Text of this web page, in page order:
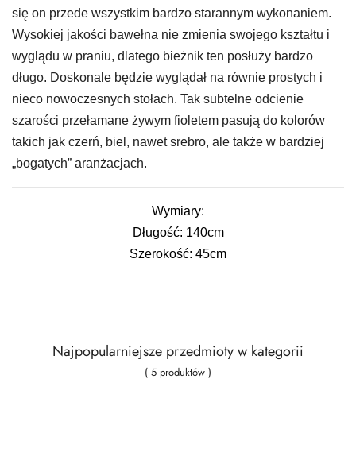
się on przede wszystkim bardzo starannym wykonaniem.
Wysokiej jakości bawełna nie zmienia swojego kształtu i
wyglądu w praniu, dlatego bieżnik ten posłuży bardzo
długo. Doskonale będzie wyglądał na równie prostych i
nieco nowoczesnych stołach. Tak subtelne odcienie
szarości przełamane żywym fioletem pasują do kolorów
takich jak czerń, biel, nawet srebro, ale także w bardziej
„bogatych” aranżacjach.
Wymiary:
Długość: 140cm
Szerokość: 45cm
Najpopularniejsze przedmioty w kategorii
( 5 produktów )